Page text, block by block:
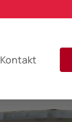
Kontakt